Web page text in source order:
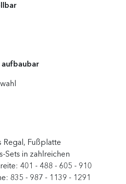
Regal, Fußplatte
Sets in zahlreichen
401 - 488 - 605 - 910
835 - 987 - 1139 - 1291